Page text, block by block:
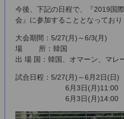
今後、下記の日程で、『2019国
会』に参加することとなっており
大会期間：5/27(月)～6/3(月)
場 所：韓国
出 場 国：韓国、オマーン、マレ
試合日程：5/27(月)～6月2日(日
6月3日(月)11:00 3
6月3日(月)14:00